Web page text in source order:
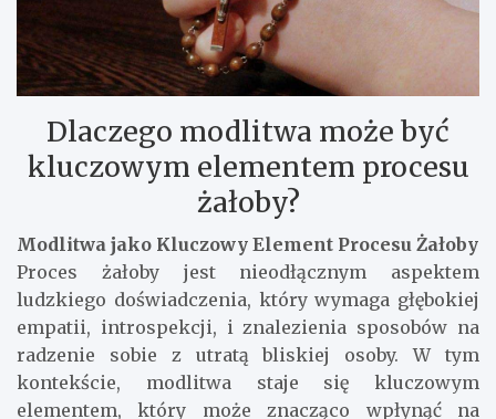
Dlaczego modlitwa może być
kluczowym elementem procesu
żałoby?
Modlitwa jako Kluczowy Element Procesu Żałoby
Proces żałoby jest nieodłącznym aspektem
ludzkiego doświadczenia, który wymaga głębokiej
empatii, introspekcji, i znalezienia sposobów na
radzenie sobie z utratą bliskiej osoby. W tym
kontekście, modlitwa staje się kluczowym
elementem, który może znacząco wpłynąć na